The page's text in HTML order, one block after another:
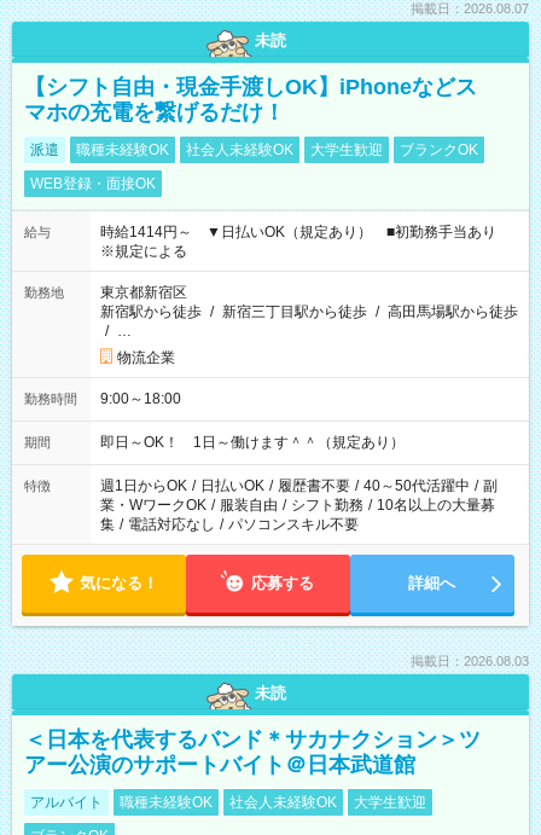
掲載日：2026.08.07
未読
【シフト自由・現金手渡しOK】iPhoneなどス
マホの充電を繋げるだけ！
派遣 職種未経験OK 社会人未経験OK 大学生歓迎
ブランクOK
WEB登録・面接OK
給与
時給1414円～ ▼日払いOK（規定あり） ■初勤務手当あり
※規定による
勤務地
東京都新宿区
新宿駅から徒歩 / 新宿三丁目駅から徒歩 / 高田馬場駅から徒歩
/ …
物流企業
勤務時間 9:00～18:00
期間 即日～OK！ 1日～働けます＾＾（規定あり）
特徴 週1日からOK / 日払いOK / 履歴書不要 / 40～50代活躍中 / 副
業・WワークOK / 服装自由 / シフト勤務 / 10名以上の大量募
集 / 電話対応なし / パソコンスキル不要
気になる！ 応募する 詳細へ
掲載日：2026.08.03
未読
＜日本を代表するバンド＊サカナクション＞ツ
アー公演のサポートバイト＠日本武道館
アルバイト 職種未経験OK 社会人未経験OK
大学生歓迎